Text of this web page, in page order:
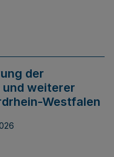
der
und weiterer
Westfalen